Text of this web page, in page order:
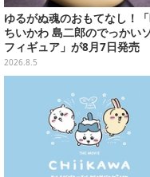
ゆるがぬ魂のおもてなし！
ちいかわ 島二郎のでっかい
フィギュア」が8月7日発売
2026.8.5